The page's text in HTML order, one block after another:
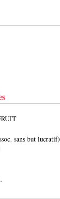
sans but lucratif)